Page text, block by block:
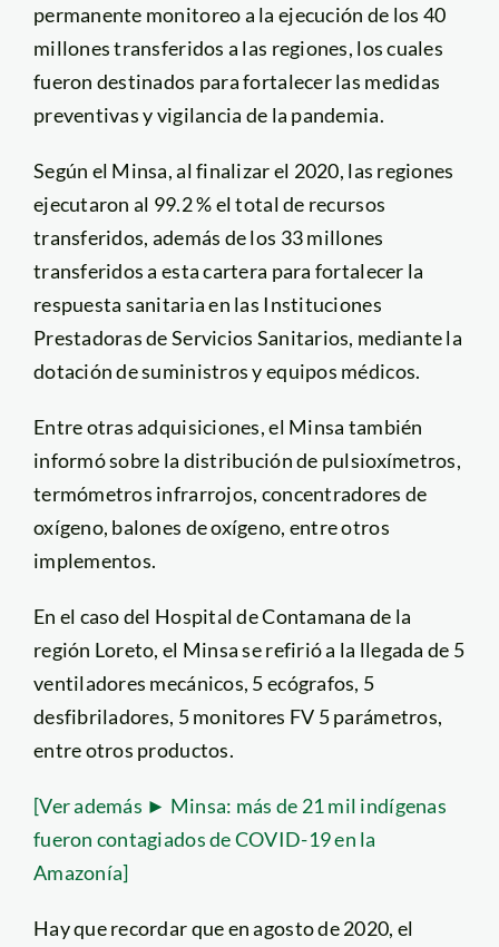
permanente monitoreo a la ejecución de los 40
millones transferidos a las regiones, los cuales
fueron destinados para fortalecer las medidas
preventivas y vigilancia de la pandemia.
Según el Minsa, al finalizar el 2020, las regiones
ejecutaron al 99.2 % el total de recursos
transferidos, además de los 33 millones
transferidos a esta cartera para fortalecer la
respuesta sanitaria en las Instituciones
Prestadoras de Servicios Sanitarios, mediante la
dotación de suministros y equipos médicos.
Entre otras adquisiciones, el Minsa también
informó sobre la distribución de pulsioxímetros,
termómetros infrarrojos, concentradores de
oxígeno, balones de oxígeno, entre otros
implementos.
En el caso del Hospital de Contamana de la
región Loreto, el Minsa se refirió a la llegada de 5
ventiladores mecánicos, 5 ecógrafos, 5
desfibriladores, 5 monitores FV 5 parámetros,
entre otros productos.
[Ver además ► Minsa: más de 21 mil indígenas
fueron contagiados de COVID-19 en la
Amazonía]
Hay que recordar que en agosto de 2020, el